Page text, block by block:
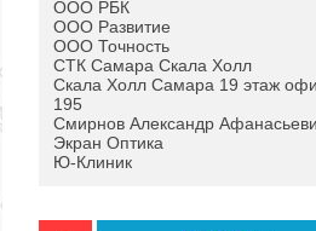
ООО РБК
ООО Развитие
ООО Точность
СТК Самара Скала Холл
Скала Холл Самара 19 этаж
195
Смирнов Александр
Экран Оптика
Ю-Клиник